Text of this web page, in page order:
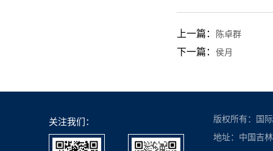
上一篇： 陈卓群
下一篇： 侯月
关注我们：
版权所有：国
地址：中国吉